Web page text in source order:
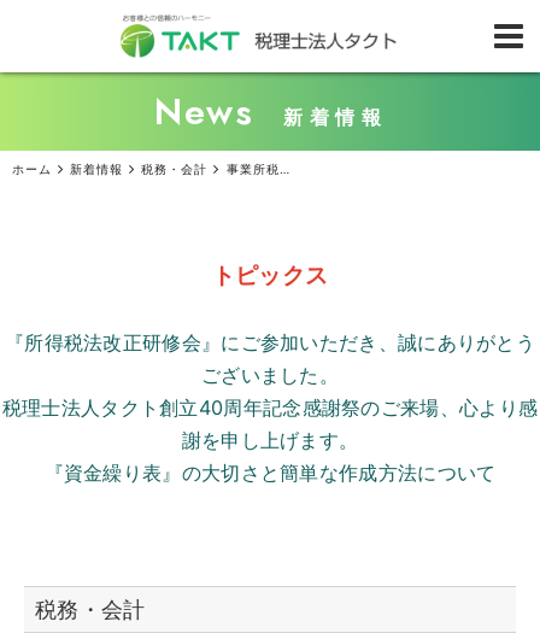
News 新着情報
ホーム 新着情報 税務・会計 事業所税の算出方法と非課税対象施設について解説！
トピックス
『所得税法改正研修会』にご参加いただき、誠にありがとう
ございました。
税理士法人タクト創立40周年記念感謝祭のご来場、心より感
謝を申し上げます。
『資金繰り表』の大切さと簡単な作成方法について
税務・会計